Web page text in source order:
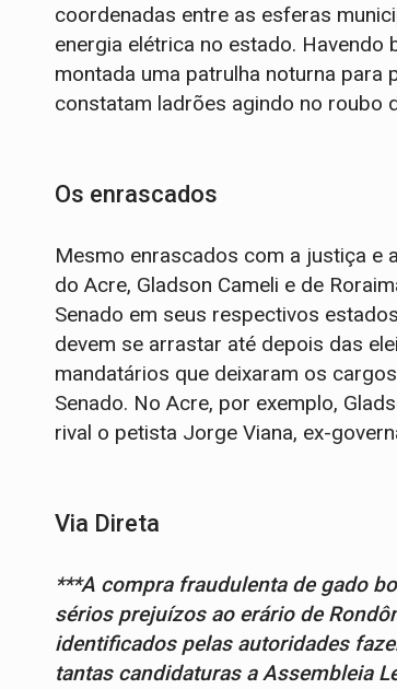
coordenadas entre as esferas
energia elétrica no estado.
montada uma patrulha noturna
constatam ladrões agindo no roubo
Os enrascados
Mesmo enrascados com a justiça e
do Acre, Gladson Cameli e de
Senado em seus respectivos
devem se arrastar até depois das
mandatários que deixaram os
Senado. No Acre, por exemplo,
rival o petista Jorge Viana, ex-
Via Direta
***A compra fraudulenta de gado
sérios prejuízos ao erário de
identificados pelas autoridades
tantas candidaturas a Assembleia